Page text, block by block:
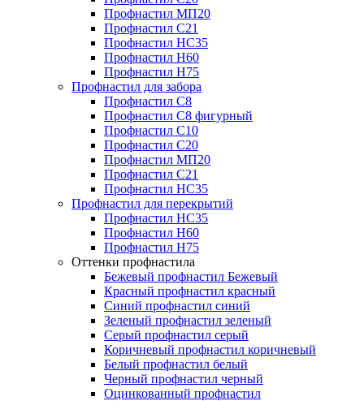
Профнастил МП20
Профнастил С21
Профнастил НС35
Профнастил Н60
Профнастил Н75
Профнастил для забора
Профнастил С8
Профнастил С8 фигурный
Профнастил С10
Профнастил С20
Профнастил МП20
Профнастил С21
Профнастил НС35
Профнастил для перекрытий
Профнастил НС35
Профнастил Н60
Профнастил Н75
Оттенки профнастила
Бежевый профнастил Бежевый
Красный профнастил красный
Синий профнастил синий
Зеленый профнастил зеленый
Серый профнастил серый
Коричневый профнастил коричневый
Белый профнастил белый
Черный профнастил черный
Оцинкованный профнастил